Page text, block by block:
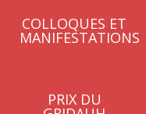
COLLOQUES ET
MANIFESTATIONS
PRIX DU